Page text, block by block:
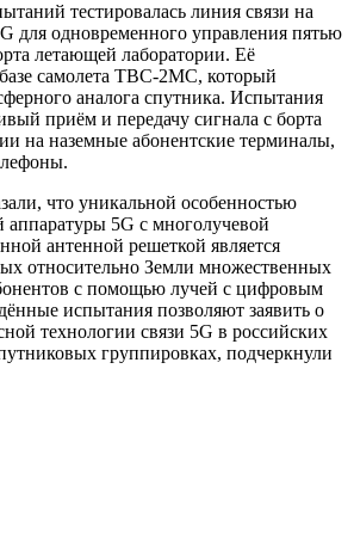
тестировалась линия связи на
для одновременного управления пятью
летающей лаборатории. Её
самолета ТВС-2МС, который
аналога спутника. Испытания
приём и передачу сигнала с борта
на наземные абонентские терминалы,
что уникальной особенностью
аппаратуры 5G с многолучевой
антенной решеткой является
относительно Земли множественных
с помощью лучей с цифровым
испытания позволяют заявить о
технологии связи 5G в российских
группировках, подчеркнули